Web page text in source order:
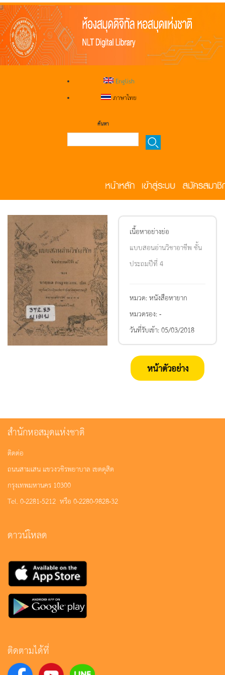
English
ภาษาไทย
ค้นหา
เนื้อหาอย่างย่อ
แบบสอนอ่านวิชาอาชีพ ชั้น
ประถมปีที่ 4
หมวด:หนังสือหายาก
หมวดรอง:-
วันที่รับเข้า:05/03/2018
หน้าตัวอย่าง
สำนักหอสมุดแห่งชาติ
ติดต่อ
ถนนสามเสน แขวงวชิรพยาบาล เขตดุสิต
กรุงเทพมหานคร 10300
Tel. 0-2281-5212 หรือ 0-2280-9828-32
ดาวน์โหลด
ติดตามได้ที่